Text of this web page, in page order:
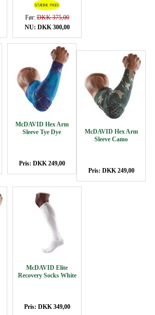
Før:DKK 375,00
NU: DKK 300,00
McDAVID Hex Arm
Sleeve Tye Dye
Pris: DKK 249,00
McDAVID Hex Arm
Sleeve Camo
Pris: DKK 249,00
McDAVID Elite
Recovery Socks White
Pris: DKK 349,00